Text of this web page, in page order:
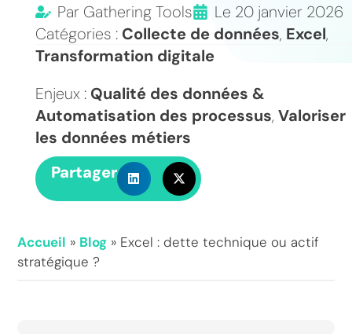
ParGathering Tools Le 20 janvier 2026
Catégories : Collecte de données, Excel,
Transformation digitale
Enjeux : Qualité des données &
Automatisation des processus, Valoriser
les données métiers
Partager
Accueil » Blog » Excel : dette technique ou actif
stratégique ?